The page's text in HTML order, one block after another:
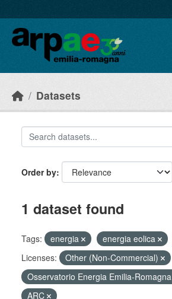
Datasets
Order by
1 dataset found
Tags: energia energia eolica
Licenses:
Other (Non-Commercial)
Osservatorio Energia Emilia-Romagna
ARC